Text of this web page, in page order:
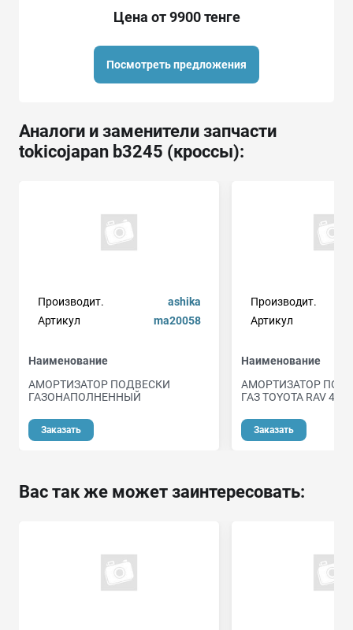
Цена от 9900 тенге
Посмотреть предложения
Аналоги и заменители запчасти
tokicojapan b3245 (кроссы):
Производит.
ashika
Артикул
ma20058
Наименование
АМОРТИЗАТОР ПОДВЕСКИ
ГАЗОНАПОЛНЕННЫЙ
Заказать
Производит.
Артикул
Наименование
АМОРТИЗАТОР
ГАЗ TOYOTA RAV 4
Заказать
Вас так же может заинтересовать: